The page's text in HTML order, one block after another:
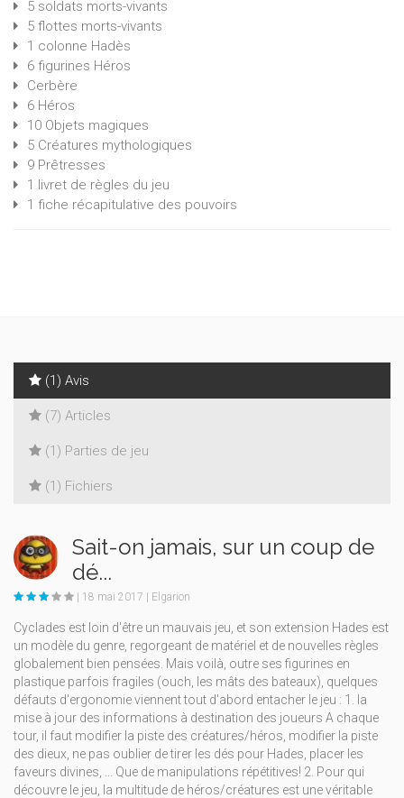
5 soldats morts-vivants
5 flottes morts-vivants
1 colonne Hadès
6 figurines Héros
Cerbère
6 Héros
10 Objets magiques
5 Créatures mythologiques
9 Prêtresses
1 livret de règles du jeu
1 fiche récapitulative des pouvoirs
(1) Avis
(7) Articles
(1) Parties de jeu
(1) Fichiers
Sait-on jamais, sur un coup de
dé...
| 18 mai 2017 | Elgarion
Cyclades est loin d'être un mauvais jeu, et son extension Hades est
un modèle du genre, regorgeant de matériel et de nouvelles règles
globalement bien pensées. Mais voilà, outre ses figurines en
plastique parfois fragiles (ouch, les mâts des bateaux), quelques
défauts d'ergonomie viennent tout d'abord entacher le jeu : 1. la
mise à jour des informations à destination des joueurs A chaque
tour, il faut modifier la piste des créatures/héros, modifier la piste
des dieux, ne pas oublier de tirer les dés pour Hades, placer les
faveurs divines, ... Que de manipulations répétitives! 2. Pour qui
découvre le jeu, la multitude de héros/créatures est une véritable